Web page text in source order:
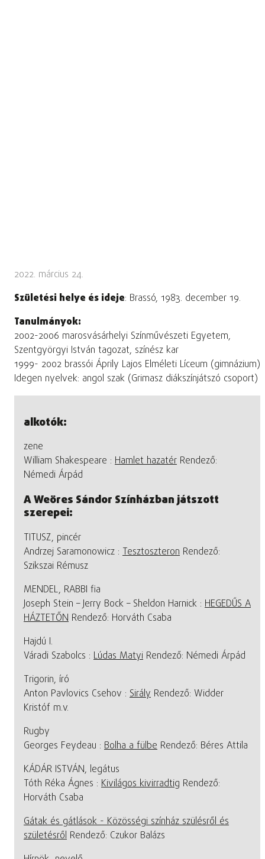
2022. március 24.
Születési helye és ideje: Brassó, 1983. december 19.
Tanulmányok:
2002-2006 marosvásárhelyi Színművészeti Egyetem,
Szentgyörgyi István tagozat, színész kar
1999- 2002 brassói Áprily Lajos Elméleti Líceum (gimnázium)
Idegen nyelvek: angol szak (Grimasz diákszínjátszó csoport)
alkotók:
zene
William Shakespeare : Hamlet hazatér Rendező:
Némedi Árpád
A Weöres Sándor Színházban játszott
szerepei:
TITUSZ, pincér
Andrzej Saramonowicz : Tesztoszteron Rendező:
Szikszai Rémusz
MENDEL, RABBI fia
Joseph Stein – Jerry Bock – Sheldon Harnick : HEGEDŰS A
HÁZTETŐN Rendező: Horváth Csaba
Hajdú I.
Váradi Szabolcs : Lúdas Matyi Rendező: Némedi Árpád
Trigorin, író
Anton Pavlovics Csehov : Sirály Rendező: Widder
Kristóf m.v.
Rugby
Georges Feydeau : Bolha a fülbe Rendező: Béres Attila
KÁDÁR ISTVÁN, legátus
Tóth Réka Ágnes : Kivilágos kivirradtig Rendező:
Horváth Csaba
Gátak és gátlások - Közösségi színház szülésről és
születésről Rendező: Czukor Balázs